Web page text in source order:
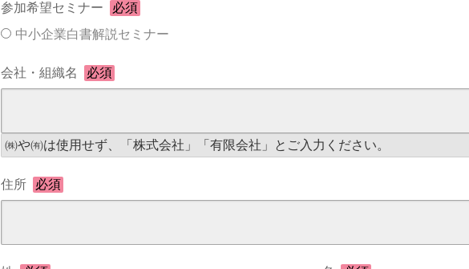
参加希望セミナー
必須
中小企業白書解説セミナー
会社・組織名 必須
㈱や㈲は使用せず、「株式会社」「有限会社」とご入力ください。
住所 必須